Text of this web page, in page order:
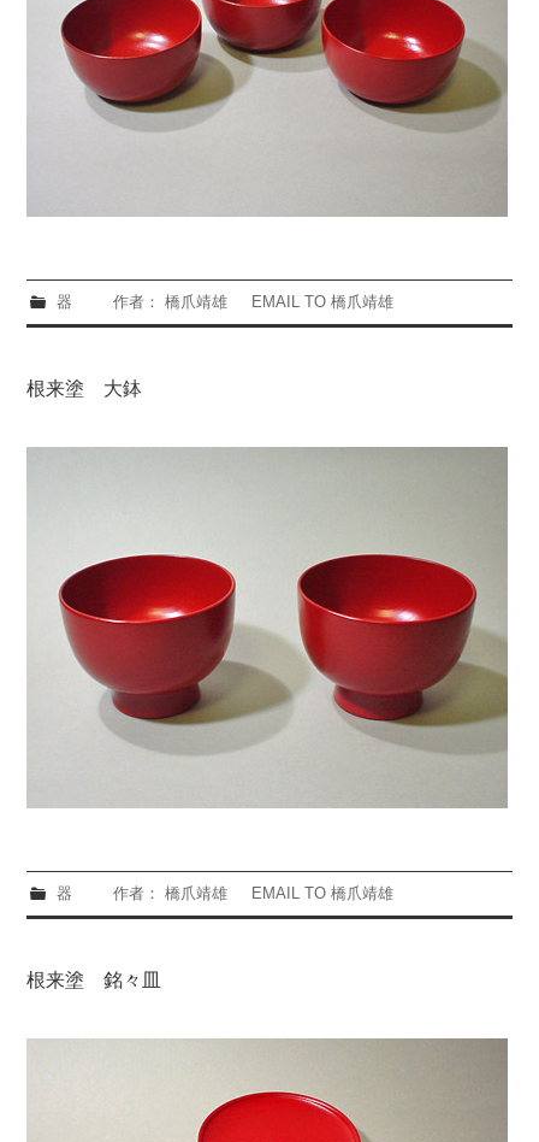
器 作者： 橋爪靖雄 EMAIL TO 橋爪靖雄
根来塗 大鉢
器 作者： 橋爪靖雄 EMAIL TO 橋爪靖雄
根来塗 銘々皿